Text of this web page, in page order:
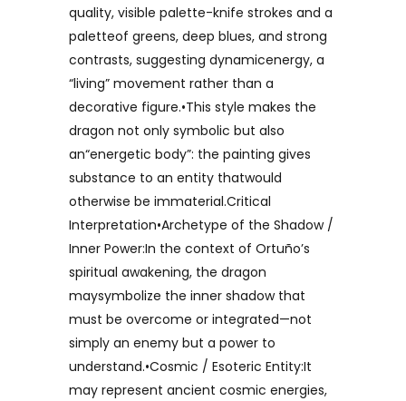
quality, visible palette-knife strokes and a
paletteof greens, deep blues, and strong
contrasts, suggesting dynamicenergy, a
“living” movement rather than a
decorative figure.•This style makes the
dragon not only symbolic but also
an“energetic body”: the painting gives
substance to an entity thatwould
otherwise be immaterial.Critical
Interpretation•Archetype of the Shadow /
Inner Power:In the context of Ortuño’s
spiritual awakening, the dragon
maysymbolize the inner shadow that
must be overcome or integrated—not
simply an enemy but a power to
understand.•Cosmic / Esoteric Entity:It
may represent ancient cosmic energies,